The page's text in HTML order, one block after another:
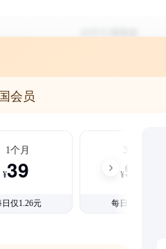
会员
1个月
¥39
日仅1.26元
3个月
¥99
每日仅1.08元